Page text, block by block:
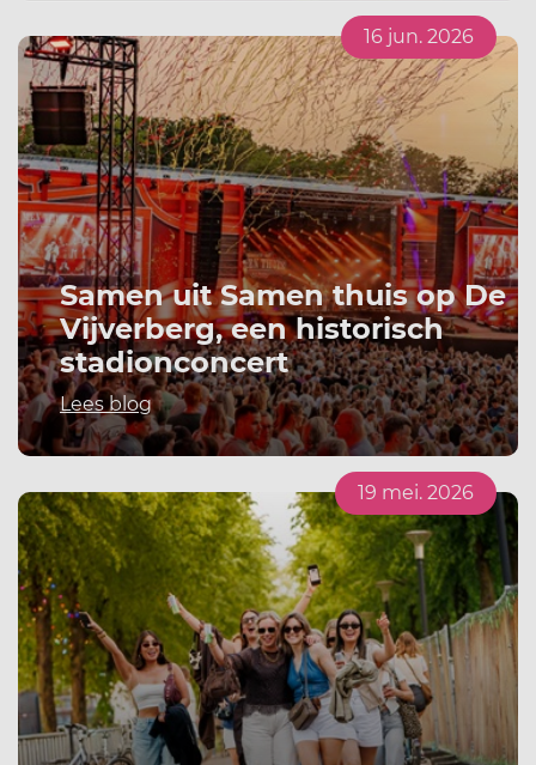
Samen uit Samen thuis op De
Vijverberg, een historisch
stadionconcert
Lees blog
16 jun. 2026
19 mei. 2026